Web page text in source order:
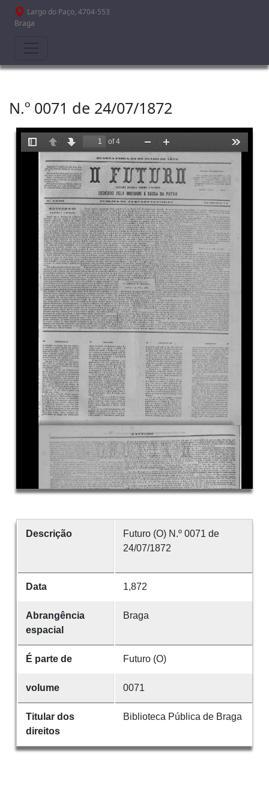
Passar para o conteúdo principal
Largo do Paço, 4704-553
Braga
N.º 0071 de 24/07/1872
Descrição
Futuro (O) N.º 0071 de
24/07/1872
Data 1,872
Abrangência
espacial
Braga
É parte de Futuro (O)
volume 0071
Titular dos
direitos
Biblioteca Pública de Braga